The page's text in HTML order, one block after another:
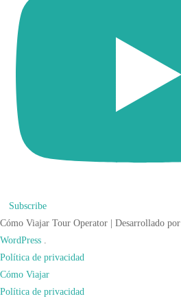
Subscribe
Cómo Viajar Tour Operator | Desarrollado por
WordPress
Política de privacidad
Cómo Viajar
Política de privacidad